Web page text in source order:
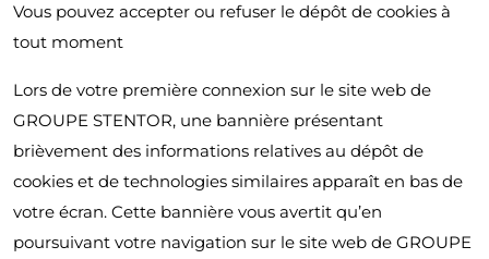
Vous pouvez accepter ou refuser le dépôt de cookies à
tout moment
Lors de votre première connexion sur le site web de
GROUPE STENTOR, une bannière présentant
brièvement des informations relatives au dépôt de
cookies et de technologies similaires apparaît en bas de
votre écran. Cette bannière vous avertit qu’en
poursuivant votre navigation sur le site web de GROUPE